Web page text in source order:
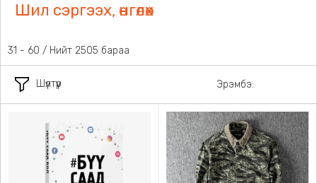
Шил сэргээх, өнгөлөх
Шүүлтүүр
31 - 60 / Нийт 2505 бараа
Эрэмбэ: